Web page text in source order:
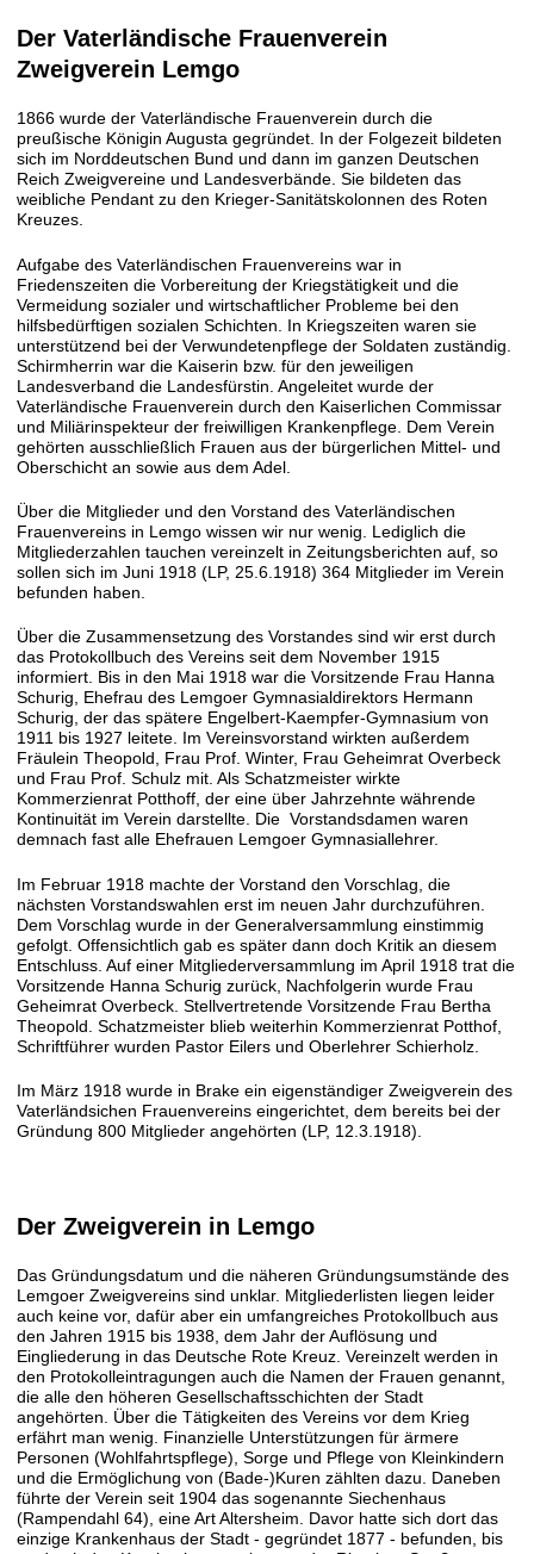
Der Vaterländische Frauenverein
Zweigverein Lemgo
1866 wurde der Vaterländische Frauenverein durch die
preußische Königin Augusta gegründet. In der Folgezeit bildeten
sich im Norddeutschen Bund und dann im ganzen Deutschen
Reich Zweigvereine und Landesverbände. Sie bildeten das
weibliche Pendant zu den Krieger-Sanitätskolonnen des Roten
Kreuzes.
Aufgabe des Vaterländischen Frauenvereins war in
Friedenszeiten die Vorbereitung der Kriegstätigkeit und die
Vermeidung sozialer und wirtschaftlicher Probleme bei den
hilfsbedürftigen sozialen Schichten. In Kriegszeiten waren sie
unterstützend bei der Verwundetenpflege der Soldaten zuständig.
Schirmherrin war die Kaiserin bzw. für den jeweiligen
Landesverband die Landesfürstin. Angeleitet wurde der
Vaterländische Frauenverein durch den Kaiserlichen Commissar
und Miliärinspekteur der freiwilligen Krankenpflege. Dem Verein
gehörten ausschließlich Frauen aus der bürgerlichen Mittel- und
Oberschicht an sowie aus dem Adel.
Über die Mitglieder und den Vorstand des Vaterländischen
Frauenvereins in Lemgo wissen wir nur wenig. Lediglich die
Mitgliederzahlen tauchen vereinzelt in Zeitungsberichten auf, so
sollen sich im Juni 1918 (LP, 25.6.1918) 364 Mitglieder im Verein
befunden haben.
Über die Zusammensetzung des Vorstandes sind wir erst durch
das Protokollbuch des Vereins seit dem November 1915
informiert. Bis in den Mai 1918 war die Vorsitzende Frau Hanna
Schurig, Ehefrau des Lemgoer Gymnasialdirektors Hermann
Schurig, der das spätere Engelbert-Kaempfer-Gymnasium von
1911 bis 1927 leitete. Im Vereinsvorstand wirkten außerdem
Fräulein Theopold, Frau Prof. Winter, Frau Geheimrat Overbeck
und Frau Prof. Schulz mit. Als Schatzmeister wirkte
Kommerzienrat Potthoff, der eine über Jahrzehnte währende
Kontinuität im Verein darstellte. Die Vorstandsdamen waren
demnach fast alle Ehefrauen Lemgoer Gymnasiallehrer.
Im Februar 1918 machte der Vorstand den Vorschlag, die
nächsten Vorstandswahlen erst im neuen Jahr durchzuführen.
Dem Vorschlag wurde in der Generalversammlung einstimmig
gefolgt. Offensichtlich gab es später dann doch Kritik an diesem
Entschluss. Auf einer Mitgliederversammlung im April 1918 trat die
Vorsitzende Hanna Schurig zurück, Nachfolgerin wurde Frau
Geheimrat Overbeck. Stellvertretende Vorsitzende Frau Bertha
Theopold. Schatzmeister blieb weiterhin Kommerzienrat Potthof,
Schriftführer wurden Pastor Eilers und Oberlehrer Schierholz.
Im März 1918 wurde in Brake ein eigenständiger Zweigverein des
Vaterländsichen Frauenvereins eingerichtet, dem bereits bei der
Gründung 800 Mitglieder angehörten (LP, 12.3.1918).
Der Zweigverein in Lemgo
Das Gründungsdatum und die näheren Gründungsumstände des
Lemgoer Zweigvereins sind unklar. Mitgliederlisten liegen leider
auch keine vor, dafür aber ein umfangreiches Protokollbuch aus
den Jahren 1915 bis 1938, dem Jahr der Auflösung und
Eingliederung in das Deutsche Rote Kreuz. Vereinzelt werden in
den Protokolleintragungen auch die Namen der Frauen genannt,
die alle den höheren Gesellschaftsschichten der Stadt
angehörten. Über die Tätigkeiten des Vereins vor dem Krieg
erfährt man wenig. Finanzielle Unterstützungen für ärmere
Personen (Wohlfahrtspflege), Sorge und Pflege von Kleinkindern
und die Ermöglichung von (Bade-)Kuren zählten dazu. Daneben
führte der Verein seit 1904 das sogenannte Siechenhaus
(Rampendahl 64), eine Art Altersheim. Davor hatte sich dort das
einzige Krankenhaus der Stadt - gegründet 1877 - befunden, bis